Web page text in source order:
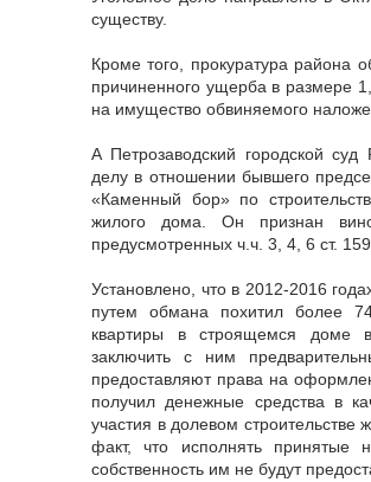
существу.
Кроме того, прокуратура района
причиненного ущерба в размере
на имущество обвиняемого
А Петрозаводский городской
делу в отношении бывшего
«Каменный бор» по
жилого дома. Он признан
предусмотренных ч.ч. 3, 4, 6 ст.
Установлено, что в 2012-2016
путем обмана похитил более
квартиры в строящемся доме
заключить с ним
предоставляют права на
получил денежные средства в
участия в долевом
факт, что исполнять принятые
собственность им не будут